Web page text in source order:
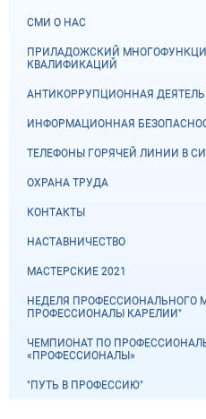
СМИ О НАС
ПРИЛАДОЖСКИЙ
КВАЛИФИКАЦИЙ
АНТИКОРРУПЦИОННАЯ
ИНФОРМАЦИОННАЯ
ТЕЛЕФОНЫ ГОРЯЧЕЙ ЛИНИИ В
ОХРАНА ТРУДА
КОНТАКТЫ
НАСТАВНИЧЕСТВО
МАСТЕРСКИЕ 2021
НЕДЕЛЯ ПРОФЕССИОНАЛЬНОГО
ПРОФЕССИОНАЛЫ КАРЕЛИИ"
ЧЕМПИОНАТ ПО
«ПРОФЕССИОНАЛЫ»
"ПУТЬ В ПРОФЕССИЮ"